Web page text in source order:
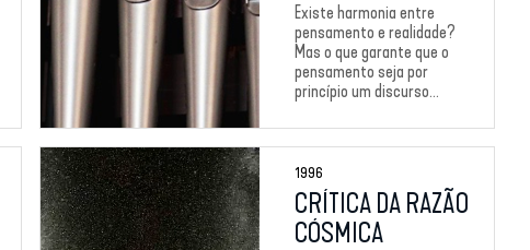
Existe harmonia entre
pensamento e realidade?
Mas o que garante que o
pensamento seja por
princípio um discurso...
1996
CRÍTICA DA RAZÃO
CÓSMICA